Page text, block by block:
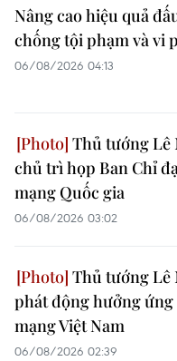
Nâng cao hiệu quả
chống tội phạm và vi
06/08/2026 04:13
Thủ tướng
chủ trì họp Ban Chỉ
mạng Quốc gia
06/08/2026 03:02
Thủ tướng
phát động hưởng
mạng Việt Nam
06/08/2026 02:39